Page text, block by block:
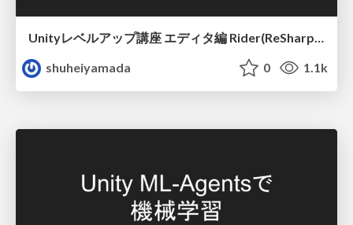
Unityレベルアップ講座 エディタ編 Rider(ReSharper)の話
shuheiyamada
0 1.1k